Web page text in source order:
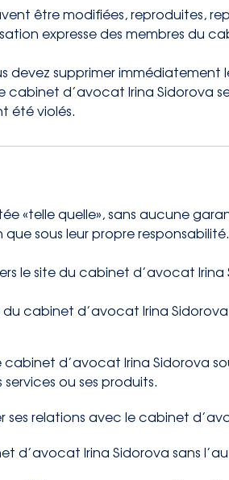
être modifiées, reproduites,
expresse des membres du
devez supprimer immédiatement
cabinet d’avocat Irina Sidorova
été violés.
«telle quelle», sans aucune
sous leur propre responsabilité.
le site du cabinet d’avocat Irina
cabinet d’avocat Irina
cabinet d’avocat Irina Sidorova
ou ses produits.
relations avec le cabinet
d’avocat Irina Sidorova sans